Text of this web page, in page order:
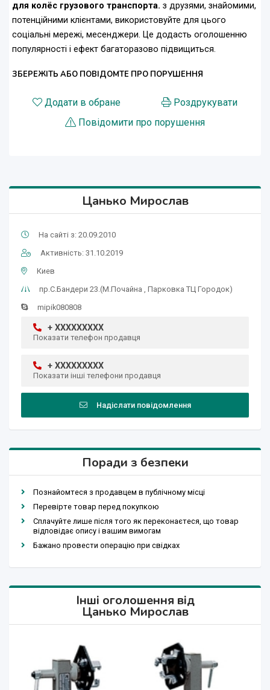
для колёс грузового транспорта. з друзями, знайомими,
потенційними клієнтами, використовуйте для цього
соціальні мережі, месенджери. Це додасть оголошенню
популярності і ефект багаторазово підвищиться.
ЗБЕРЕЖІТЬ АБО ПОВІДОМТЕ ПРО ПОРУШЕННЯ
Додати в обране
Роздрукувати
Повідомити про порушення
Цанько Мирослав
На сайті з: 20.09.2010
Активність: 31.10.2019
Киев
пр.C.Бандери 23.(М.Почайна , Парковка ТЦ Городок)
mipik080808
+ XXXXXXXXX
Показати телефон продавця
+ XXXXXXXXX
Показати інші телефони продавця
Надіслати повідомлення
Поради з безпеки
Познайомтеся з продавцем в публічному місці
Перевірте товар перед покупкою
Сплачуйте лише після того як переконаєтеся, що товар
відповідає опису і вашим вимогам
Бажано провести операцію при свідках
Інші оголошення від
Цанько Мирослав